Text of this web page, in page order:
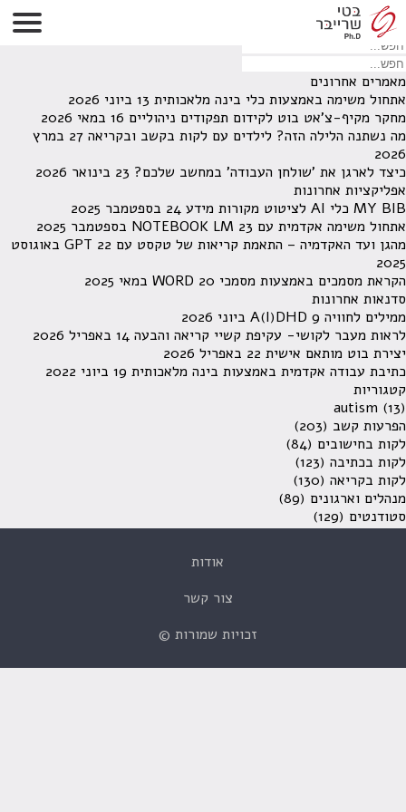
לא נמצאו תוצאות תחת קטגוריה זו.
מחפש משהו מסויים? השתמש בחיפוש
מאמרים אחרונים
אתחול משימה באמצעות כלי בינה מלאכותית 13 ביוני 2026
מחקר מקיף-צ'אט בוט לקידום תפקודים ניהוליים 16 במאי 2026
מה נשתנה הלילה הזה? לילדים עם לקות בקשב ובקריאה
27 במרץ
2026
כיצד לארגן את 'שולחן העבודה' במחשב שלכם? 23 בינואר 2026
אפליקציות אחרונות
MY BIB כלי AI לציטוט מקורות מידע
24 בספטמבר 2025
אתחול משימה אקדמית עם NOTEBOOK LM 23 בספטמבר 2025
מהגן ועד האקדמיה – התאמת קריאות של טקסט עם GPT
22 באוגוסט
2025
הקראת מסמכים באמצעות מסמכי WORD 20 במאי 2025
סדנאות אחרונות
ממילים לחוויה A(I)DHD 9 ביוני 2026
לראות מעבר לקושי- עקיפת קשיי קריאה והבעה 14 באפריל 2026
יצירת בוט מותאם אישית 22 באפריל 2026
כתיבת עבודה אקדמית באמצעות בינה מלאכותית 19 ביוני 2022
קטגוריות
autism (13)
הפרעות קשב (203)
לקות בחישובים (84)
לקות בכתיבה (123)
לקות בקריאה (130)
מנהלים וארגונים (89)
סטודנטים (129)
אודות
צור קשר
זכויות שמורות ©